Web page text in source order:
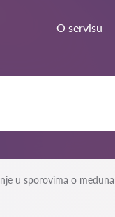
O servisu
u sporovima o